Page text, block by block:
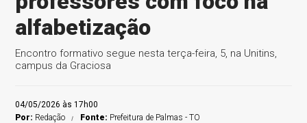
alfabetização
Encontro formativo segue nesta terça-feira, 5, na Unitins,
campus da Graciosa
04/05/2026 às 17h00
Por: Redação Fonte: Prefeitura de Palmas - TO